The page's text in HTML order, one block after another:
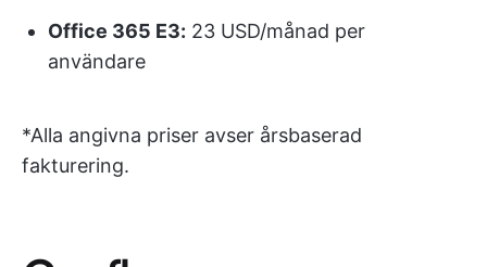
Office 365 E3: 23 USD/månad per
användare
*Alla angivna priser avser årsbaserad
fakturering.